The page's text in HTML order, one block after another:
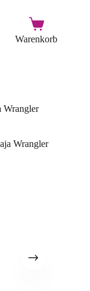
Wrangler